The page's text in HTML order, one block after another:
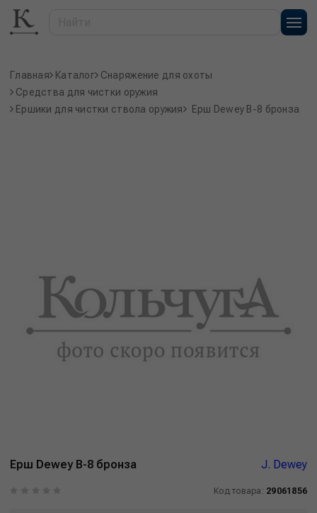
Главная Каталог Снаряжение для охоты
Средства для чистки оружия
Ершики для чистки ствола оружия
Ерш Dewey B-8 бронза
Ерш Dewey B-8 бронза J. Dewey
Код товара: 29061856